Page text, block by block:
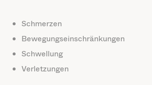
Schmerzen
Bewegungseinschränkungen
Schwellung
Verletzungen